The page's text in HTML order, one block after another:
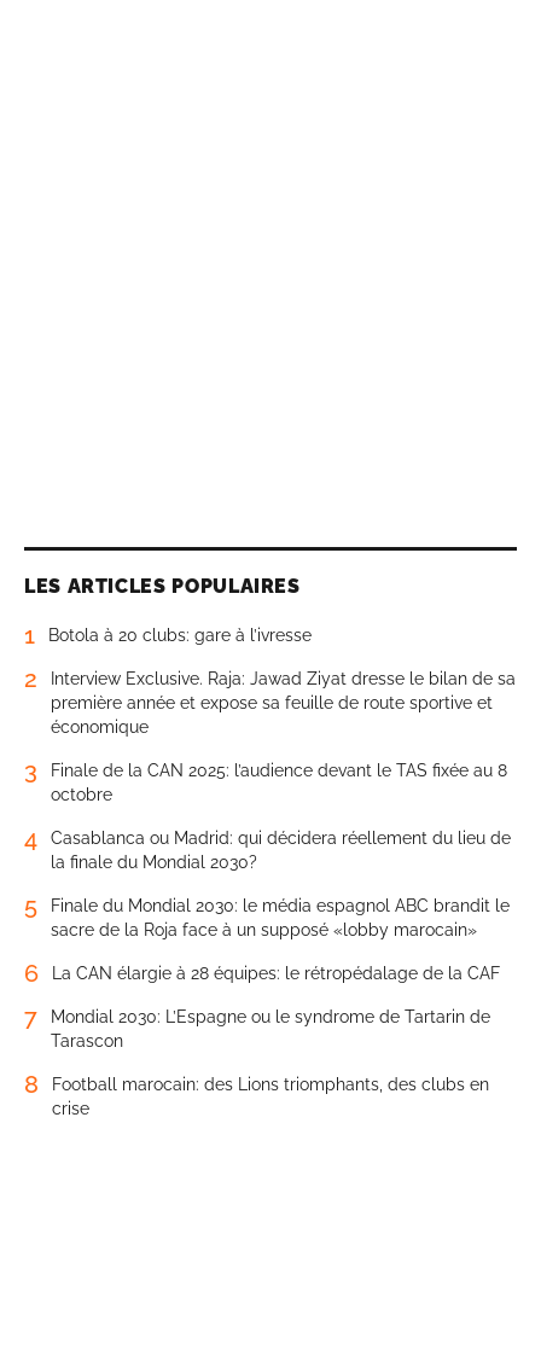
LES ARTICLES POPULAIRES
1 Botola à 20 clubs: gare à l’ivresse
2
Interview Exclusive. Raja: Jawad Ziyat dresse le bilan de sa
première année et expose sa feuille de route sportive et
économique
3
Finale de la CAN 2025: l’audience devant le TAS fixée au 8
octobre
4
Casablanca ou Madrid: qui décidera réellement du lieu de
la finale du Mondial 2030?
5
Finale du Mondial 2030: le média espagnol ABC brandit le
sacre de la Roja face à un supposé «lobby marocain»
6 La CAN élargie à 28 équipes: le rétropédalage de la CAF
7
Mondial 2030: L’Espagne ou le syndrome de Tartarin de
Tarascon
8
Football marocain: des Lions triomphants, des clubs en
crise